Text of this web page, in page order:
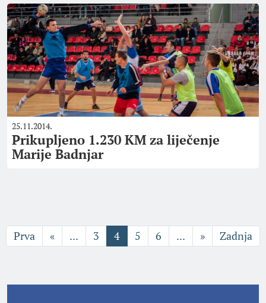
25.11.2014.
Prikupljeno 1.230 KM za liječenje
Marije Badnjar
Prva « ... 3 4 5 6 ... » Zadnja